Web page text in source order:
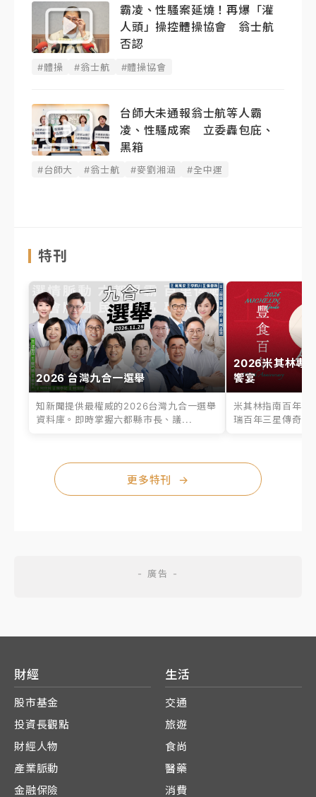
霸凌、性騷案延燒！再爆「灌
人頭」操控體操協會 翁士航
否認
#體操 #翁士航 #體操協會
台師大未通報翁士航等人霸
凌、性騷成案 立委轟包庇、
黑箱
#台師大 #翁士航 #麥劉湘涵 #全中運
特刊
2026 台灣九合一選舉
知新聞提供最權威的2026台灣九合一選舉
資料庫。即時掌握六都縣市長、議...
2026米其林專
饗宴
米其林指南百年之
瑞百年三星傳奇、
更多特刊 →
財經
股市基金
投資長觀點
財經人物
產業脈動
金融保險
生活
交通
旅遊
食尚
醫藥
消費